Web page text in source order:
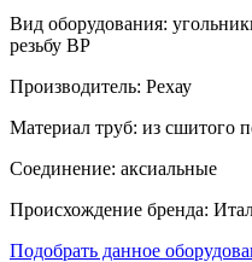
Вид оборудования:
резьбу ВР
Производитель: Рехау
Материал труб: из сшитого
Соединение: аксиальные
Происхождение бренда:
Подобрать данное